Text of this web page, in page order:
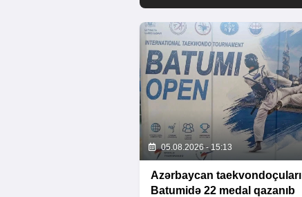
05.08.2026 - 15:13
Azərbaycan taekvondoçuları
Batumidə 22 medal qazanıb